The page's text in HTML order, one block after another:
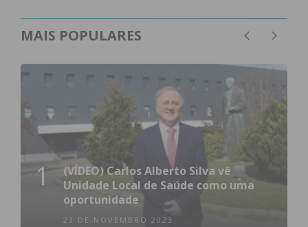
MAIS POPULARES
1
(VÍDEO) Carlos Alberto Silva vê
Unidade Local de Saúde como uma
oportunidade
23 DE NOVEMBRO 2023